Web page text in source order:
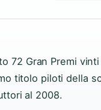
72 Gran Premi
titolo piloti della
al 2008.